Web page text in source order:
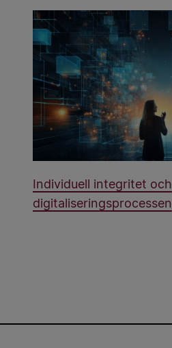
Individuell integritet och
digitaliseringsprocessen